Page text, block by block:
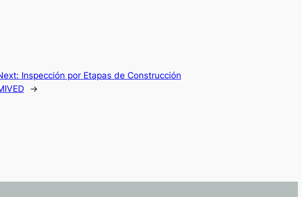
Inspección por Etapas de Construcción
→